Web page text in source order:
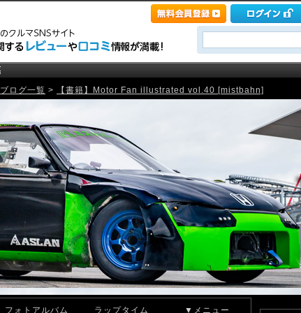
ブログ一覧 > 【書籍】Motor Fan illustrated vol.40 [mistbahn]
フォトアルバム ラップタイム ▼メニュー